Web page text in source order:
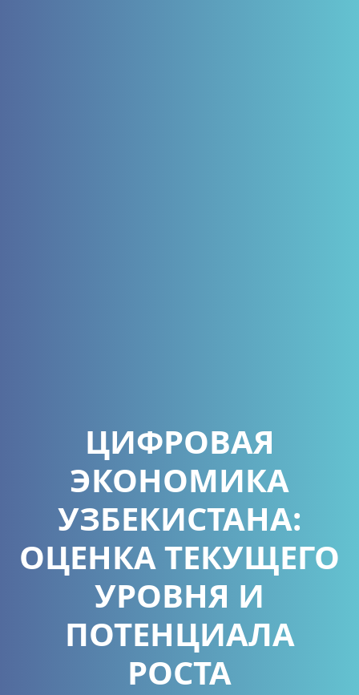
ЦИФРОВАЯ
ЭКОНОМИКА
УЗБЕКИСТАНА:
ОЦЕНКА ТЕКУЩЕГО
УРОВНЯ И
ПОТЕНЦИАЛА
РОСТА